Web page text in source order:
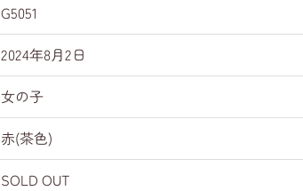
G5051
2024年8月2日
女の子
赤(茶色)
SOLD OUT